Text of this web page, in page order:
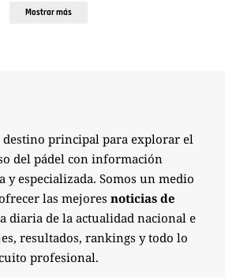
Mostrar más
destino principal para explorar el
del pádel con información
y especializada. Somos un medio
las mejores noticias de
diaria de la actualidad nacional e
resultados, rankings y todo lo
profesional.